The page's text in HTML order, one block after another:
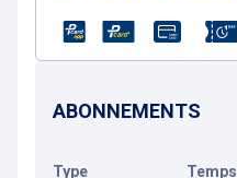
ABONNEMENTS
Type Temps